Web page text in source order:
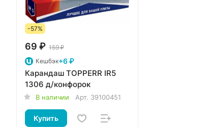
-57%
69 ₽ 159 ₽
Кешбэк+6 ₽
Карандаш TOPPERR IR5
1306 д/конфорок
В наличии Арт. 39100451
Купить